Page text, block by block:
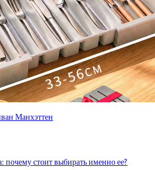
Манхэттен
почему стоит выбирать именно ее?